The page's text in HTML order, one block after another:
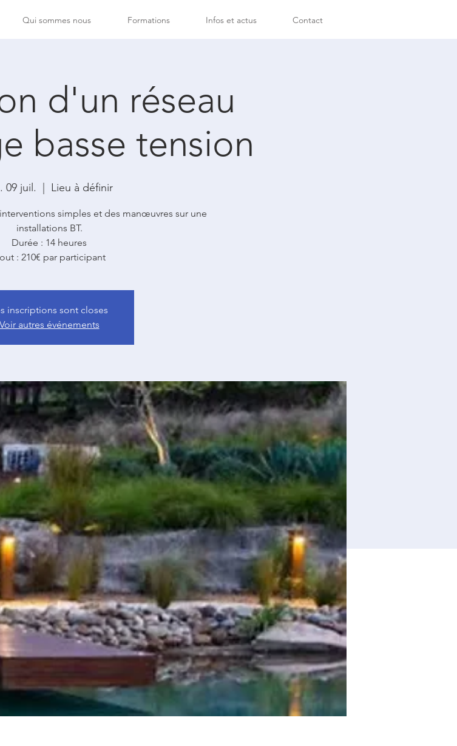
Qui sommes nous Formations Infos et actus Contact
d'un réseau
basse tension
09 juil. Lieu à définir
simples et des manœuvres sur une
installations BT.
Durée : 14 heures
: 210€ par participant
inscriptions sont closes
Voir autres événements